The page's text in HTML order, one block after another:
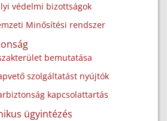
védelmi bizottságok
Minősítési rendszer
bemutatása
szolgáltatást nyújtók
kapcsolattartás
ügyintézés